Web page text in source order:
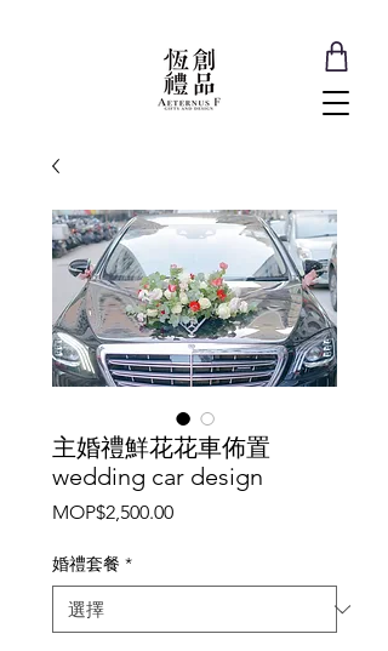
主婚禮鮮花花車佈置
wedding car design
MOP$2,500.00價
婚禮套餐 *